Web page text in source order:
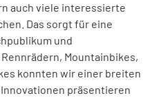
auch viele interessierte
Das sorgt für eine
und
Mountainbikes,
konnten wir einer breiten
präsentieren